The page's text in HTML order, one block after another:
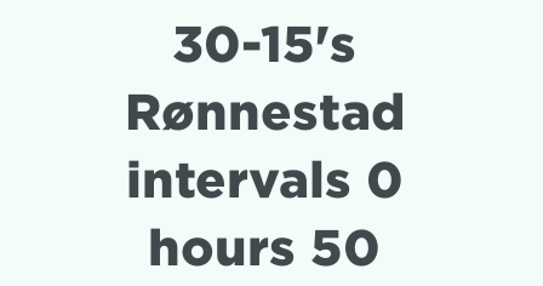
30-15's
Rønnestad
intervals 0
hours 50